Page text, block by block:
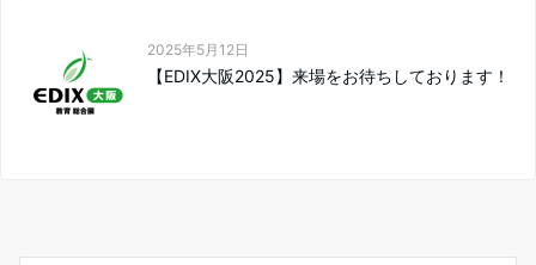
2025年5月12日
【EDIX大阪2025】来場をお待ちしております！